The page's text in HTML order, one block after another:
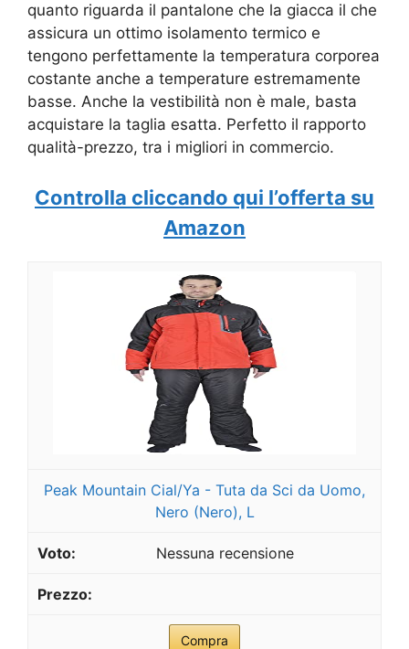
quanto riguarda il pantalone che la giacca il che
assicura un ottimo isolamento termico e
tengono perfettamente la temperatura corporea
costante anche a temperature estremamente
basse. Anche la vestibilità non è male, basta
acquistare la taglia esatta. Perfetto il rapporto
qualità-prezzo, tra i migliori in commercio.
Controlla cliccando qui l’offerta su
Amazon
Peak Mountain Cial/Ya - Tuta da Sci da Uomo,
Nero (Nero), L
Nessuna recensione
Compra